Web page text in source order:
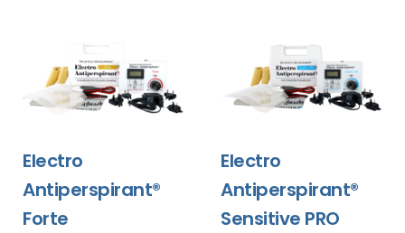
Electro
Antiperspirant®
Forte
Electro
Antiperspirant®
Sensitive PRO